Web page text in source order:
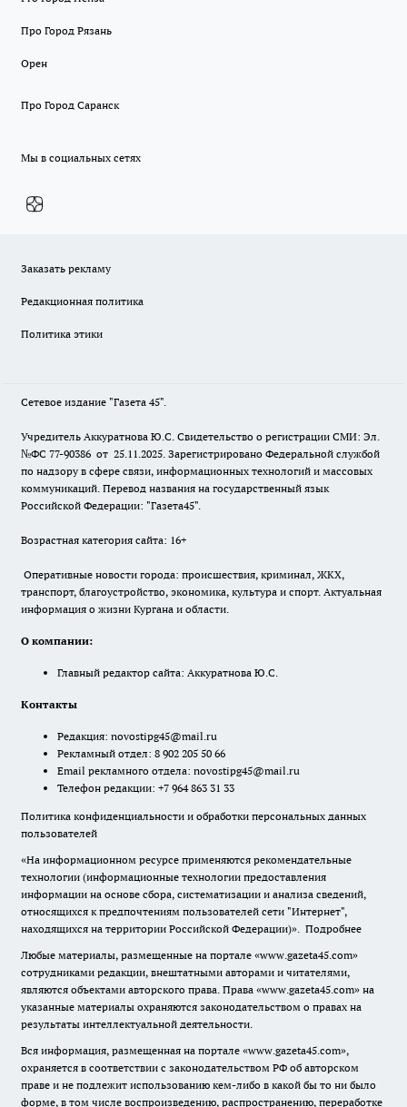
Про Город Рязань
Орен
Про Город Саранск
Мы в социальных сетях
Заказать рекламу
Редакционная политика
Политика этики
Сетевое издание "Газета 45".
Учредитель Аккуратнова Ю.С. Свидетельство о регистрации СМИ: Эл.
№ФС 77-90386 от 25.11.2025. Зарегистрировано Федеральной службой
по надзору в сфере связи, информационных технологий и массовых
коммуникаций. Перевод названия на государственный язык
Российской Федерации: "Газета45".
Возрастная категория сайта: 16+
Оперативные новости города: происшествия, криминал, ЖКХ,
транспорт, благоустройство, экономика, культура и спорт. Актуальная
информация о жизни Кургана и области.
О компании:
Главный редактор сайта: Аккуратнова Ю.С.
Контакты
Редакция: novostipg45@mail.ru
Рекламный отдел: 8 902 205 50 66
Email рекламного отдела: novostipg45@mail.ru
Телефон редакции: +7 964 863 31 33
Политика конфиденциальности и обработки персональных данных
пользователей
«На информационном ресурсе применяются рекомендательные
технологии (информационные технологии предоставления
информации на основе сбора, систематизации и анализа сведений,
относящихся к предпочтениям пользователей сети "Интернет",
находящихся на территории Российской Федерации)». Подробнее
Любые материалы, размещенные на портале «www.gazeta45.com»
сотрудниками редакции, внештатными авторами и читателями,
являются объектами авторского права. Права «www.gazeta45.com» на
указанные материалы охраняются законодательством о правах на
результаты интеллектуальной деятельности.
Вся информация, размещенная на портале «www.gazeta45.com»,
охраняется в соответствии с законодательством РФ об авторском
праве и не подлежит использованию кем-либо в какой бы то ни было
форме, в том числе воспроизведению, распространению, переработке